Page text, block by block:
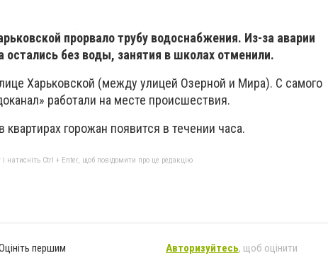
прорвало трубу водоснабжения. Из-за аварии
остались без воды, занятия в школах отменили.
Харьковской (между улицей Озерной и Мира). С самого
работали на месте происшествия.
горожан появится в течении часа.
натисніть Ctrl + Enter, щоб повідомити про це редакцію
першим Авторизуйтесь, щоб оцінити